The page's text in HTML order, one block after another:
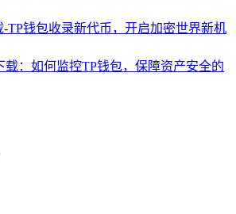
-TP钱包收录新代币，开启加密世界新机
载：如何监控TP钱包，保障资产安全的